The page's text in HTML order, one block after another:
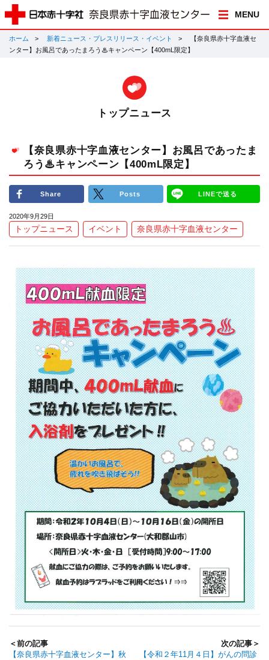
MENU
ホーム 新着ニュース・プレスリリース・イベント
【奈良県赤十字血液セ
ンター】お風呂であったまろう♨キャンペーン【400mL限定】
トップニュース
【奈良県赤十字血液センター】お風呂であったま
ろう♨キャンペーン【400mL限定】
Share Posts LINEで送る
2020年9月29日
トップニュース イベント 奈良県赤十字血液センター
＜前の記事
【奈良県赤十字血液センター】秋
次の記事＞
【令和２年11月４日】がんの問診